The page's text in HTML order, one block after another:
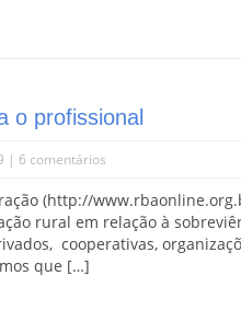
o profissional
| 6 comentários
(http://
rural em relação à
cooperativas,
que […]